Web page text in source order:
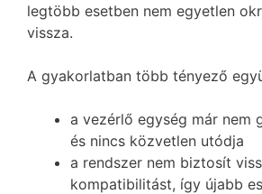
legtöbb esetben nem egyetlen
vissza.
A gyakorlatban több tényező
a vezérlő egység már nem
és nincs közvetlen utódja
a rendszer nem biztosít
kompatibilitást, így újabb